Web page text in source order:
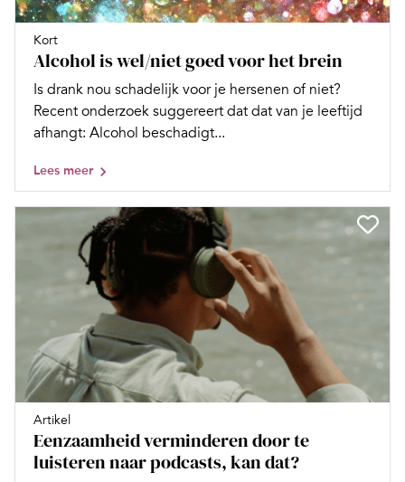
Kort
Alcohol is wel/niet goed voor het brein
Is drank nou schadelijk voor je hersenen of niet?
Recent onderzoek suggereert dat dat van je leeftijd
afhangt: Alcohol beschadigt...
Lees meer
Artikel
Eenzaamheid verminderen door te
luisteren naar podcasts, kan dat?